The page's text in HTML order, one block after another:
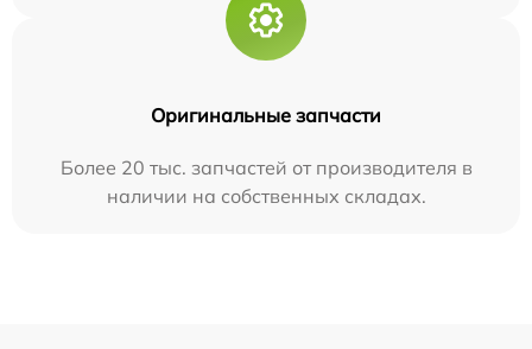
Оригинальные запчасти
Более 20 тыс. запчастей от производителя в
наличии на собственных складах.